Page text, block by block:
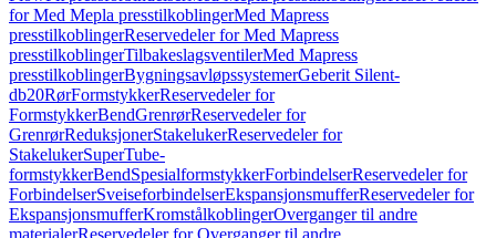
for Med Mepla presstilkoblingerMed Mapress
presstilkoblingerReservedeler for Med Mapress
presstilkoblingerTilbakeslagsventilerMed Mapress
presstilkoblingerBygningsavløpssystemerGeberit Silent-
db20RørFormstykkerReservedeler for
FormstykkerBendGrenrørReservedeler for
GrenrørReduksjonerStakelukerReservedeler for
StakelukerSuperTube-
formstykkerBendSpesialformstykkerForbindelserReservedeler for
ForbindelserSveiseforbindelserEkspansjonsmufferReservedeler for
EkspansjonsmufferKromstålkoblingerOverganger til andre
materialerReservedeler for Overganger til andre